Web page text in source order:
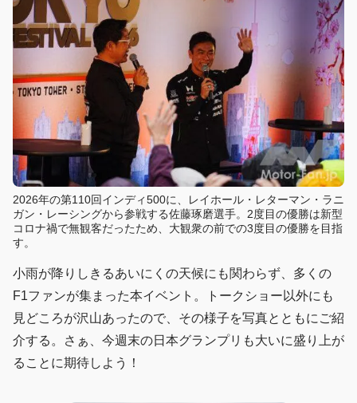
2026年の第110回インディ500に、レイホール・レターマン・ラニ
ガン・レーシングから参戦する佐藤琢磨選手。2度目の優勝は新型
コロナ禍で無観客だったため、大観衆の前での3度目の優勝を目指
す。
小雨が降りしきるあいにくの天候にも関わらず、多くの
F1ファンが集まった本イベント。トークショー以外にも
見どころが沢山あったので、その様子を写真とともにご紹
介する。さぁ、今週末の日本グランプリも大いに盛り上が
ることに期待しよう！